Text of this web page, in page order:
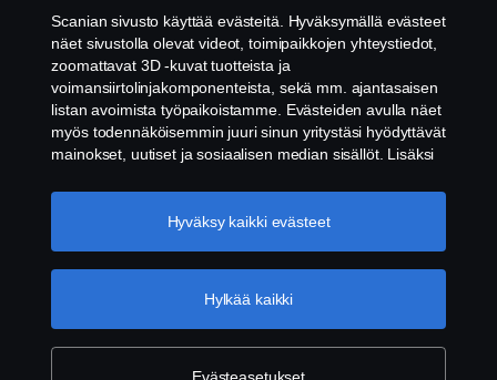
Ota yhteyttä
Whistleblowing -järjestelmä
Evästeiden asetukset
© Copyright Scania 2026. Pidätämme oikeuden
muutoksiin. Scania Suomi Oy, Tulkintie 23, 01740
VANTAA. Puh: +358 10 555 010.
Scanian sivusto käyttää evästeitä. Hyväksymällä evästeet
näet sivustolla olevat videot, toimipaikkojen yhteystiedot,
zoomattavat 3D -kuvat tuotteista ja
voimansiirtolinjakomponenteista, sekä mm. ajantasaisen
listan avoimista työpaikoistamme. Evästeiden avulla näet
myös todennäköisemmin juuri sinun yritystäsi hyödyttävät
mainokset, uutiset ja sosiaalisen median sisällöt. Lisäksi
parantamiseksi, kun hyväksyt evästeet. Klikkaamalla
"Hyväksyn evästeet" annat suostumuksesi kaikkien
evästeistä löydät täältä: Lisätietoja yksityisyydestäsi
Hylkää kaikki
Hyväksy kaikki evästeet